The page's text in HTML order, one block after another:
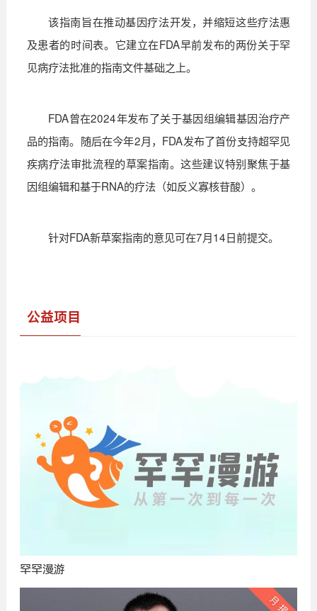
该指南旨在推动基因疗法开发，并缩短这些疗法惠
及患者的时间表。它建立在FDA早前发布的两份关于罕
见病疗法批准的指南文件基础之上。
FDA曾在2024年发布了关于基因组编辑基因治疗产
品的指南。随后在今年2月， FDA发布了首份支持超罕见
疾病疗法审批流程的草案指南。这些建议特别聚焦于基
因组编辑和基于RNA的疗法（如反义寡核苷酸）。
针对FDA新草案指南的意见可在7月14日前提交。
公益项目
罕罕漫游